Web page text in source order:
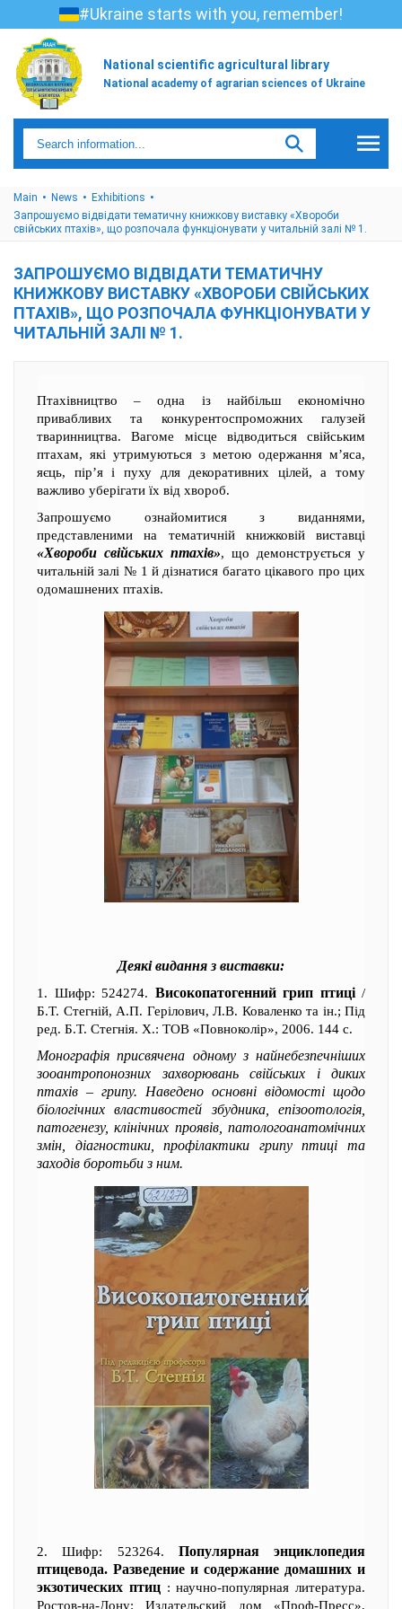
#Ukraine starts with you, remember!
National scientific agricultural library
National academy of agrarian sciences of Ukraine
Main News
Exhibitions
Запрошуємо відвідати тематичну книжкову виставку «Хвороби
свійських птахів», що розпочала функціонувати у читальній залі № 1.
ЗАПРОШУЄМО ВІДВІДАТИ ТЕМАТИЧНУ
КНИЖКОВУ ВИСТАВКУ «ХВОРОБИ СВІЙСЬКИХ
ПТАХІВ», ЩО РОЗПОЧАЛА ФУНКЦІОНУВАТИ У
ЧИТАЛЬНІЙ ЗАЛІ № 1.
Птахівництво – одна із найбільш економічно
привабливих та конкурентоспроможних галузей
тваринництва. Вагоме місце відводиться свійським
птахам, які утримуються з метою одержання м’яса,
яєць, пір’я і пуху для декоративних цілей, а тому
важливо уберігати їх від хвороб.
Запрошуємо ознайомитися з виданнями,
представленими на тематичній книжковій виставці
«Хвороби свійських птахів», що демонструється у
читальній залі № 1 й дізнатися багато цікавого про цих
одомашнених птахів.
Деякі видання з виставки:
1. Шифр: 524274. Високопатогенний грип птиці/
Б.Т. Стегній, А.П. Герілович, Л.В. Коваленко та ін.; Під
ред. Б.Т. Стегнія. Х.: ТОВ «Повноколір», 2006. 144 с.
Монографія присвячена одному з найнебезпечніших
зооантропонозних захворювань свійських і диких
птахів – грипу. Наведено основні відомості щодо
біологічних властивостей збудника, епізоотологія,
патогенезу, клінічних проявів, патологоанатомічних
змін, діагностики, профілактики грипу птиці та
заходів боротьби з ним.
2. Шифр: 523264. Популярная энциклопедия
птицевода. Разведение и содержание домашних и
экзотических птиц: научно-популярная литература.
Ростов-на-Дону: Издательский дом «Проф-Пресс»,